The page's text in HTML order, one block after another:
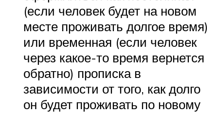
(если человек будет на новом
месте проживать долгое время)
или временная (если человек
через какое-то время вернется
обратно) прописка в
зависимости от того, как долго
он будет проживать по новому